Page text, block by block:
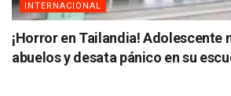
INTERNACIONAL
¡Horror en Tailandia! Adolescente
abuelos y desata pánico en su